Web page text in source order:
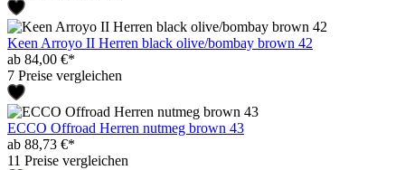
Keen Arroyo II Herren black olive/bombay brown 42
ab 84,00 €*
7 Preise vergleichen
ECCO Offroad Herren nutmeg brown 43
ab 88,73 €*
11 Preise vergleichen